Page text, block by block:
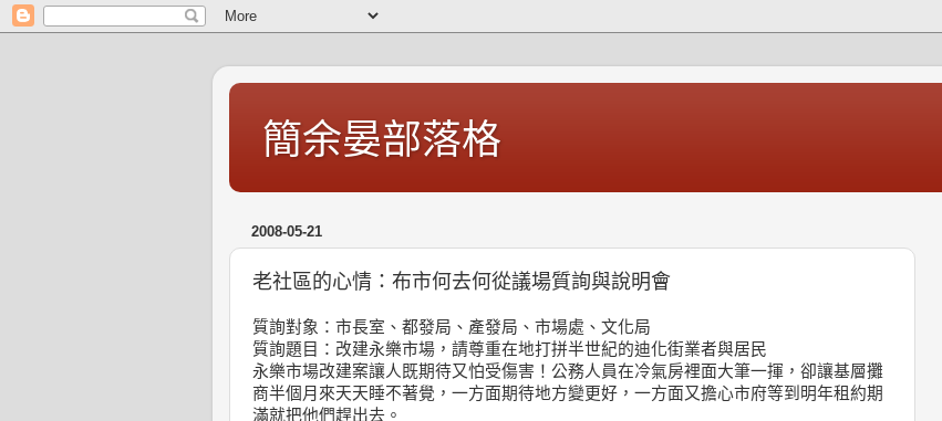
簡余晏部落格
2008-05-21
老社區的心情：布市何去何從議場質詢與說明會
質詢對象：市長室、都發局、產發局、市場處、文化局
質詢題目：改建永樂市場，請尊重在地打拼半世紀的迪化街業者與居民
永樂市場改建案讓人既期待又怕受傷害！公務人員在冷氣房裡面大筆一揮，卻讓基層攤
商半個月來天天睡不著覺，一方面期待地方變更好，一方面又擔心市府等到明年租約期
滿就把他們趕出去。